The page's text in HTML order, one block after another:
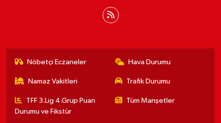
Nöbetçi Eczaneler Hava Durumu
Namaz Vakitleri Trafik Durumu
TFF 3.Lig 4.Grup Puan
Durumu ve Fikstür
Tüm Manşetler